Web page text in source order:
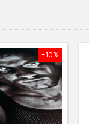
-10%